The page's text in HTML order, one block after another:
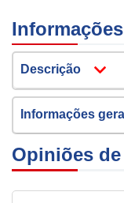
Descrição
Informações
Opiniões